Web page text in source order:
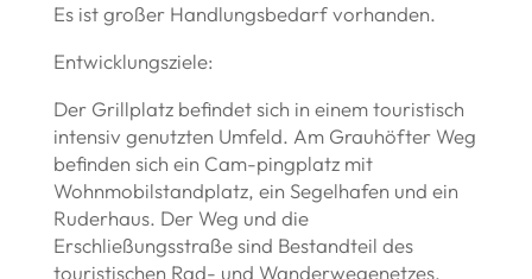
Es ist großer Handlungsbedarf vorhanden.
Entwicklungsziele:
Der Grillplatz befindet sich in einem touristisch
intensiv genutzten Umfeld. Am Grauhöfter Weg
befinden sich ein Cam-pingplatz mit
Wohnmobilstandplatz, ein Segelhafen und ein
Ruderhaus. Der Weg und die
Erschließungsstraße sind Bestandteil des
touristischen Rad- und Wanderwegenetzes,